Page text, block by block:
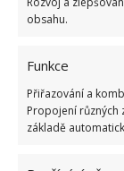
obsahu.
Funkce
Přiřazování a
Propojení různých
základě